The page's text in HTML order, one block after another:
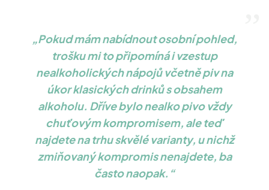
Pokud mám nabídnout osobní pohled,
trošku mi to připomíná i vzestup
nealkoholických nápojů včetně piv na
úkor klasických drinků s obsahem
alkoholu. Dříve bylo nealko pivo vždy
chuťovým kompromisem, ale teď
najdete na trhu skvělé varianty, u nichž
zmiňovaný kompromis nenajdete, ba
často naopak.